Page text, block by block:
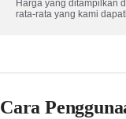
Harga yang ditampilkan
rata-rata yang kami
Cara